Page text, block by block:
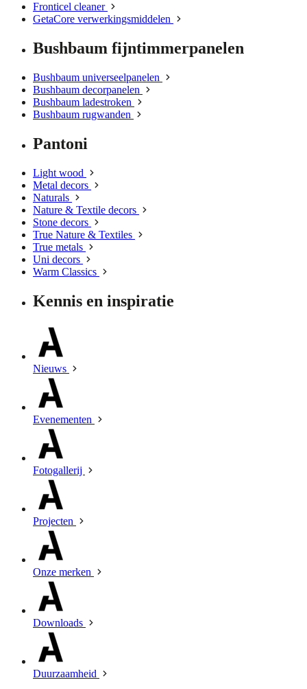
Fronticel cleaner
GetaCore verwerkingsmiddelen
Bushbaum fijntimmerpanelen
Bushbaum universeelpanelen
Bushbaum decorpanelen
Bushbaum ladestroken
Bushbaum rugwanden
Pantoni
Light wood
Metal decors
Naturals
Nature & Textile decors
Stone decors
True Nature & Textiles
True metals
Uni decors
Warm Classics
Kennis en inspiratie
Nieuws
Evenementen
Fotogallerij
Projecten
Onze merken
Downloads
Duurzaamheid